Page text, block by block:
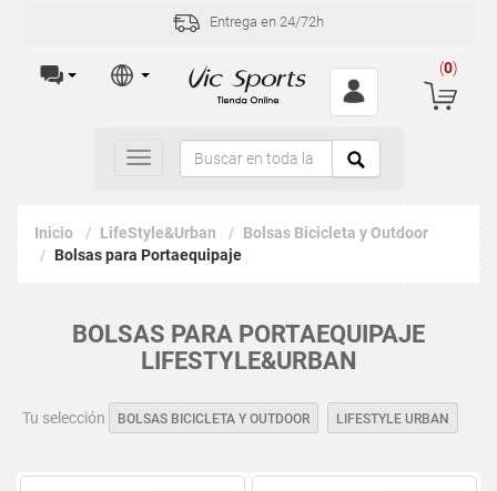
Entrega en 24/72h
(0)
Toggle
navigation
Inicio LifeStyle&Urban
Bolsas Bicicleta y Outdoor
Bolsas para Portaequipaje
BOLSAS PARA PORTAEQUIPAJE
LIFESTYLE&URBAN
Tu selección BOLSAS BICICLETA Y OUTDOOR LIFESTYLE URBAN